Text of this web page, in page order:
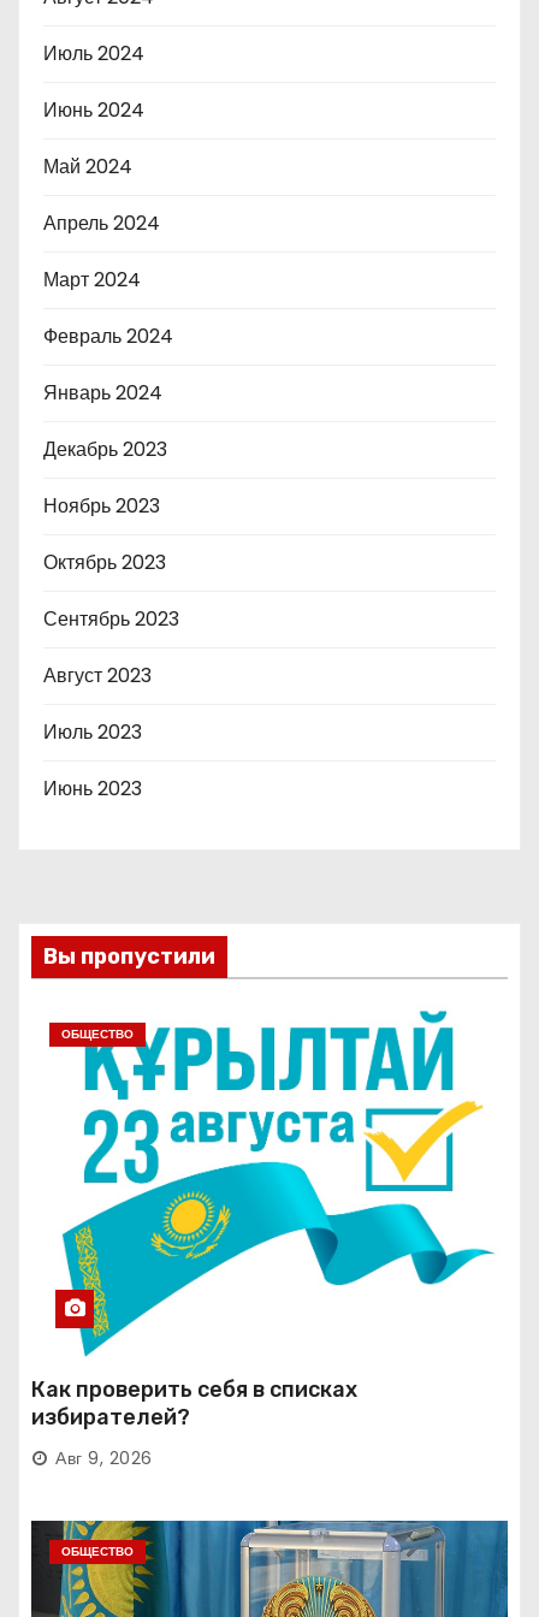
Июль 2024
Июнь 2024
Май 2024
Апрель 2024
Март 2024
Февраль 2024
Январь 2024
Декабрь 2023
Ноябрь 2023
Октябрь 2023
Сентябрь 2023
Август 2023
Июль 2023
Июнь 2023
Вы пропустили
ОБЩЕСТВО
Как проверить себя в списках
избирателей?
Авг 9, 2026
ОБЩЕСТВО